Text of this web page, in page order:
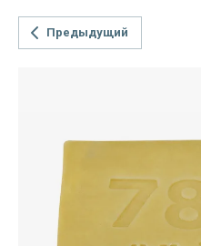
Предыдущий